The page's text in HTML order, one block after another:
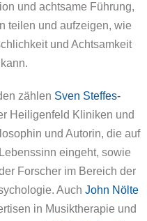
und achtsame Führung,
teilen und aufzeigen, wie
und Achtsamkeit
zählen Sven Steffes-
Heiligenfeld Kliniken und
und Autorin, die auf
eingeht, sowie
Forscher im Bereich der
Auch John Nölte
in Musiktherapie und